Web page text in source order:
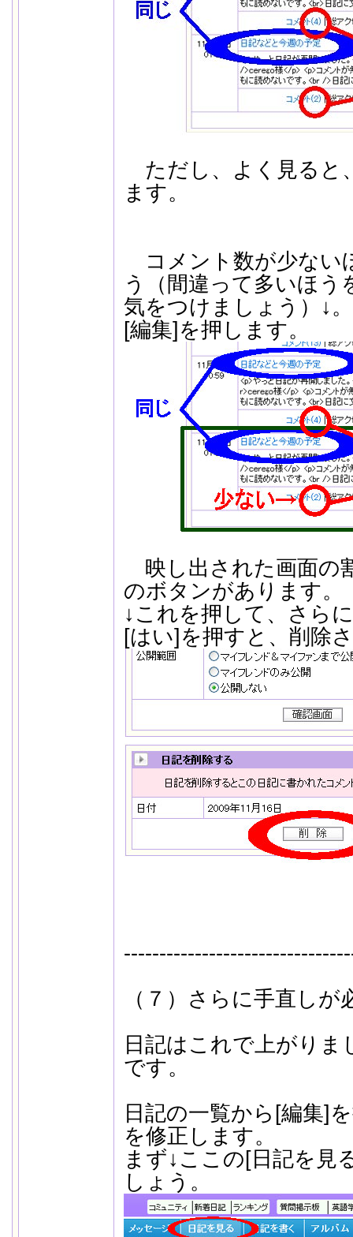
ただし、よく見ると
ます。
コメント数が少ない
う（間違って多いほう
気をつけましょう）↓
[編集]を押します。
映し出された画面の
のボタンがあります。
↓これを押して、さら
[はい]を押すと、削除
（７）さらに手直しが
日記はこれで上がりま
です。
日記の一覧から[編集]
を修正します。
まず↓ここの[日記を見
しょう。